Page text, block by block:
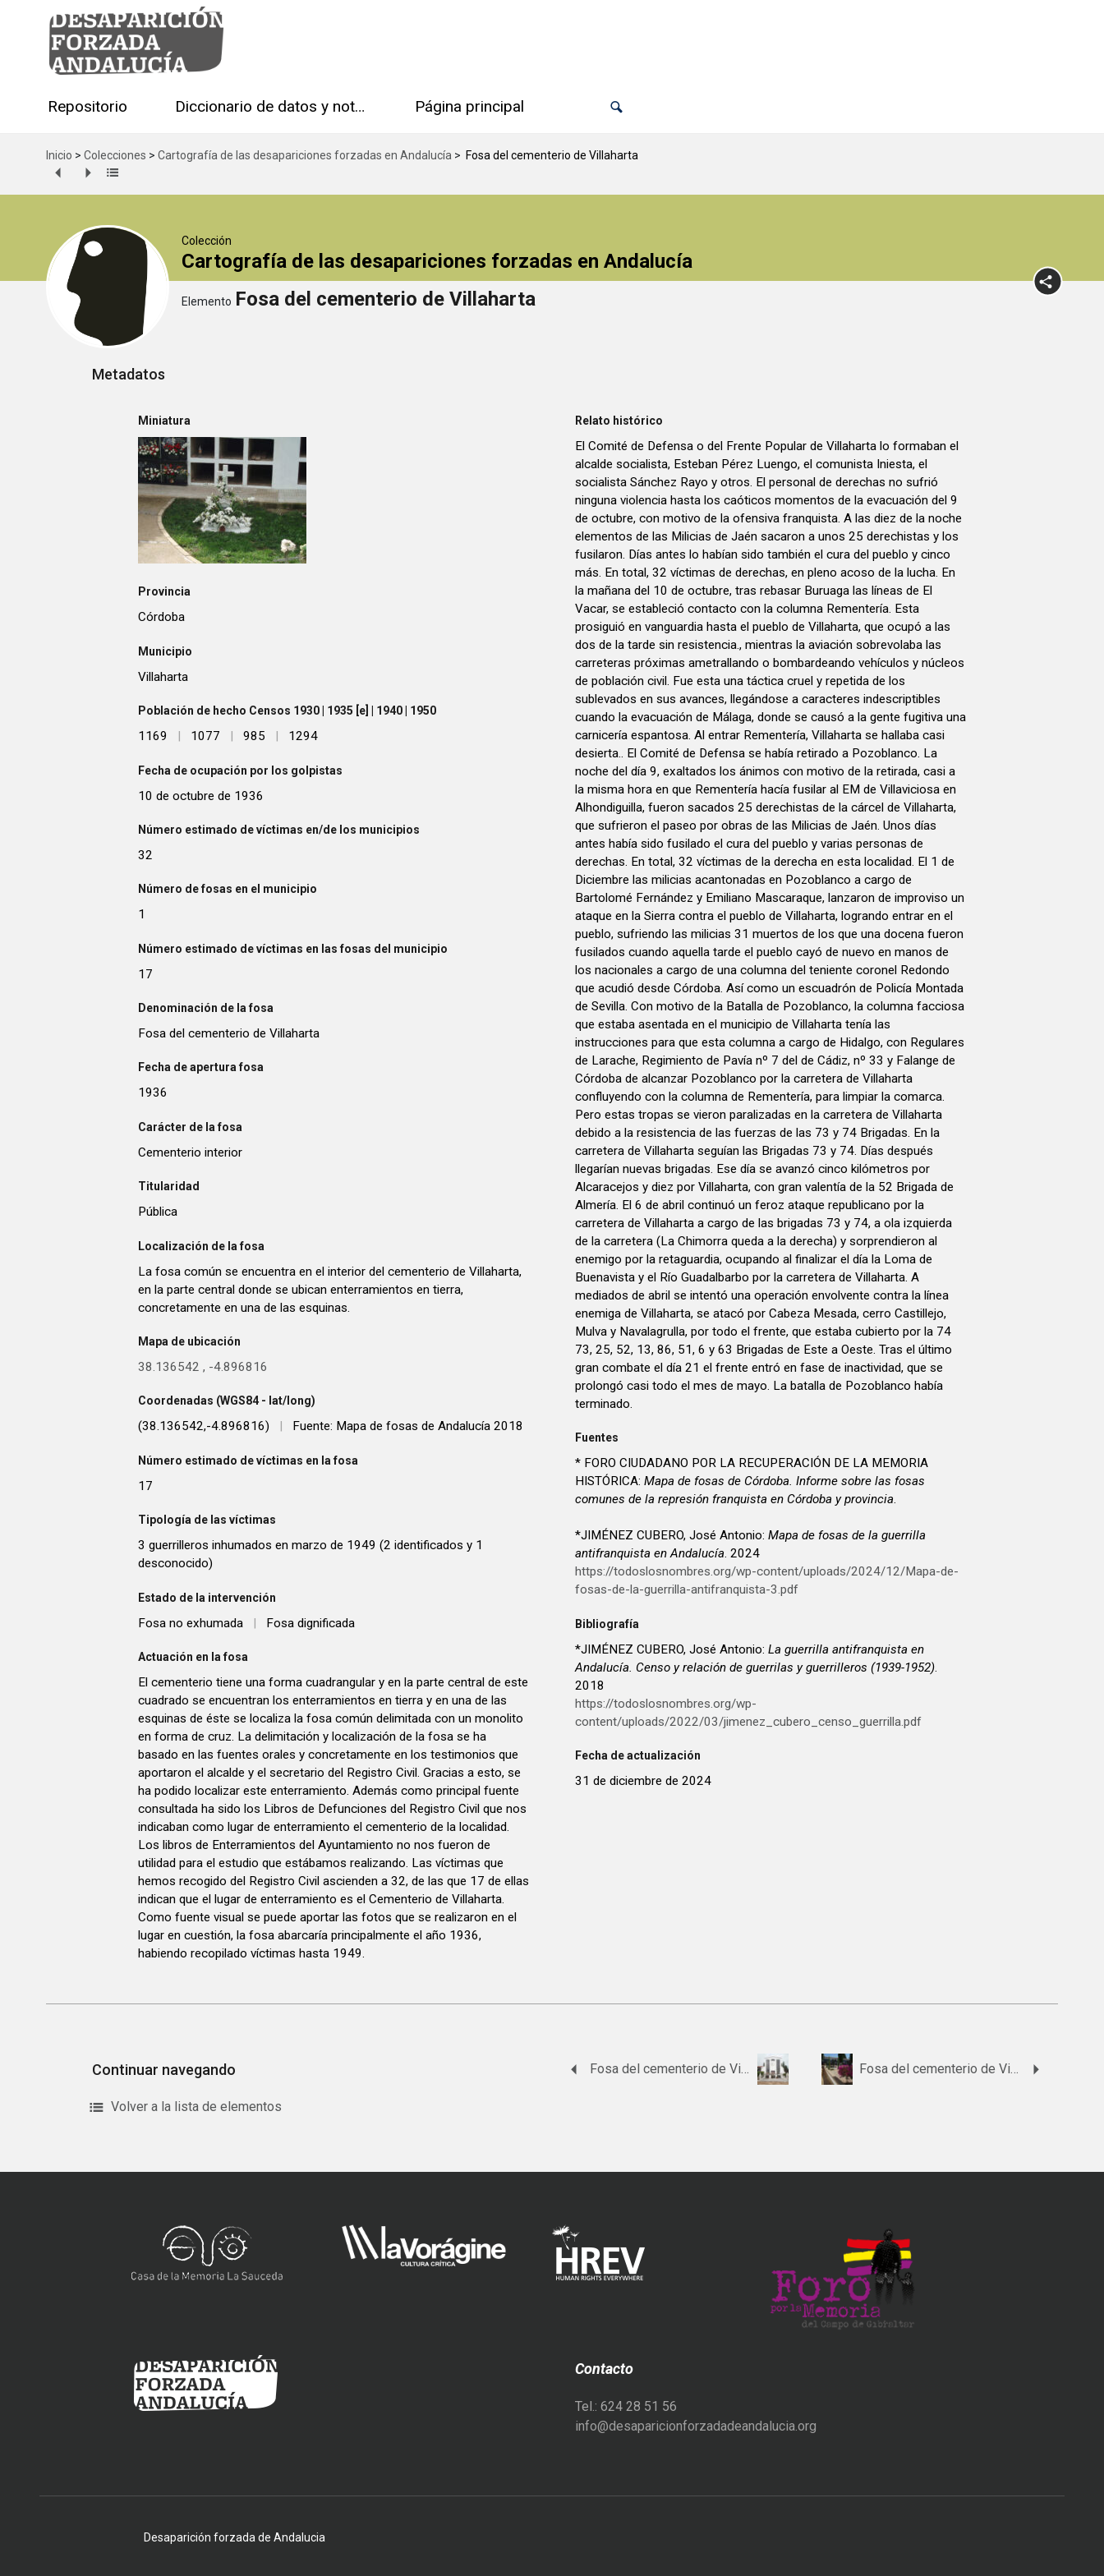
Repositorio Diccionario de datos y notas técnicas Página principal
Inicio > Colecciones > Cartografía de las desapariciones forzadas en Andalucía > Fosa del cementerio de Villaharta
Colección
Cartografía de las desapariciones forzadas en Andalucía
Elemento Fosa del cementerio de Villaharta
Metadatos
Miniatura
Provincia
Córdoba
Municipio
Villaharta
Población de hecho Censos 1930 | 1935 [e] | 1940 | 1950
1169 | 1077 | 985 | 1294
Fecha de ocupación por los golpistas
10 de octubre de 1936
Número estimado de víctimas en/de los municipios
32
Número de fosas en el municipio
1
Número estimado de víctimas en las fosas del municipio
17
Denominación de la fosa
Fosa del cementerio de Villaharta
Fecha de apertura fosa
1936
Carácter de la fosa
Cementerio interior
Titularidad
Pública
Localización de la fosa
La fosa común se encuentra en el interior del cementerio de Villaharta,
en la parte central donde se ubican enterramientos en tierra,
concretamente en una de las esquinas.
Mapa de ubicación
38.136542 , -4.896816
Coordenadas (WGS84 - lat/long)
(38.136542,-4.896816) Fuente: Mapa de fosas de Andalucía 2018
Número estimado de víctimas en la fosa
17
Tipología de las víctimas
3 guerrilleros inhumados en marzo de 1949 (2 identificados y 1
desconocido)
Estado de la intervención
Fosa no exhumada | Fosa dignificada
Actuación en la fosa
El cementerio tiene una forma cuadrangular y en la parte central de este
cuadrado se encuentran los enterramientos en tierra y en una de las
esquinas de éste se localiza la fosa común delimitada con un monolito
en forma de cruz. La delimitación y localización de la fosa se ha
basado en las fuentes orales y concretamente en los testimonios que
aportaron el alcalde y el secretario del Registro Civil. Gracias a esto, se
ha podido localizar este enterramiento. Además como principal fuente
consultada ha sido los Libros de Defunciones del Registro Civil que nos
indicaban como lugar de enterramiento el cementerio de la localidad.
Los libros de Enterramientos del Ayuntamiento no nos fueron de
utilidad para el estudio que estábamos realizando. Las víctimas que
hemos recogido del Registro Civil ascienden a 32, de las que 17 de ellas
indican que el lugar de enterramiento es el Cementerio de Villaharta.
Como fuente visual se puede aportar las fotos que se realizaron en el
lugar en cuestión, la fosa abarcaría principalmente el año 1936,
habiendo recopilado víctimas hasta 1949.
Relato histórico
El Comité de Defensa o del Frente Popular de Villaharta lo formaban el
alcalde socialista, Esteban Pérez Luengo, el comunista Iniesta, el
socialista Sánchez Rayo y otros. El personal de derechas no sufrió
ninguna violencia hasta los caóticos momentos de la evacuación del 9
de octubre, con motivo de la ofensiva franquista. A las diez de la noche
elementos de las Milicias de Jaén sacaron a unos 25 derechistas y los
fusilaron. Días antes lo habían sido también el cura del pueblo y cinco
más. En total, 32 víctimas de derechas, en pleno acoso de la lucha. En
la mañana del 10 de octubre, tras rebasar Buruaga las líneas de El
Vacar, se estableció contacto con la columna Rementería. Esta
prosiguió en vanguardia hasta el pueblo de Villaharta, que ocupó a las
dos de la tarde sin resistencia., mientras la aviación sobrevolaba las
carreteras próximas ametrallando o bombardeando vehículos y núcleos
de población civil. Fue esta una táctica cruel y repetida de los
sublevados en sus avances, llegándose a caracteres indescriptibles
cuando la evacuación de Málaga, donde se causó a la gente fugitiva una
carnicería espantosa. Al entrar Rementería, Villaharta se hallaba casi
desierta.. El Comité de Defensa se había retirado a Pozoblanco. La
noche del día 9, exaltados los ánimos con motivo de la retirada, casi a
la misma hora en que Rementería hacía fusilar al EM de Villaviciosa en
Alhondiguilla, fueron sacados 25 derechistas de la cárcel de Villaharta,
que sufrieron el paseo por obras de las Milicias de Jaén. Unos días
antes había sido fusilado el cura del pueblo y varias personas de
derechas. En total, 32 víctimas de la derecha en esta localidad. El 1 de
Diciembre las milicias acantonadas en Pozoblanco a cargo de
Bartolomé Fernández y Emiliano Mascaraque, lanzaron de improviso un
ataque en la Sierra contra el pueblo de Villaharta, logrando entrar en el
pueblo, sufriendo las milicias 31 muertos de los que una docena fueron
fusilados cuando aquella tarde el pueblo cayó de nuevo en manos de
los nacionales a cargo de una columna del teniente coronel Redondo
que acudió desde Córdoba. Así como un escuadrón de Policía Montada
de Sevilla. Con motivo de la Batalla de Pozoblanco, la columna facciosa
que estaba asentada en el municipio de Villaharta tenía las
instrucciones para que esta columna a cargo de Hidalgo, con Regulares
de Larache, Regimiento de Pavía nº 7 del de Cádiz, nº 33 y Falange de
Córdoba de alcanzar Pozoblanco por la carretera de Villaharta
confluyendo con la columna de Rementería, para limpiar la comarca.
Pero estas tropas se vieron paralizadas en la carretera de Villaharta
debido a la resistencia de las fuerzas de las 73 y 74 Brigadas. En la
carretera de Villaharta seguían las Brigadas 73 y 74. Días después
llegarían nuevas brigadas. Ese día se avanzó cinco kilómetros por
Alcaracejos y diez por Villaharta, con gran valentía de la 52 Brigada de
Almería. El 6 de abril continuó un feroz ataque republicano por la
carretera de Villaharta a cargo de las brigadas 73 y 74, a ola izquierda
de la carretera (La Chimorra queda a la derecha) y sorprendieron al
enemigo por la retaguardia, ocupando al finalizar el día la Loma de
Buenavista y el Río Guadalbarbo por la carretera de Villaharta. A
mediados de abril se intentó una operación envolvente contra la línea
enemiga de Villaharta, se atacó por Cabeza Mesada, cerro Castillejo,
Mulva y Navalagrulla, por todo el frente, que estaba cubierto por la 74
73, 25, 52, 13, 86, 51, 6 y 63 Brigadas de Este a Oeste. Tras el último
gran combate el día 21 el frente entró en fase de inactividad, que se
prolongó casi todo el mes de mayo. La batalla de Pozoblanco había
terminado.
Fuentes
* FORO CIUDADANO POR LA RECUPERACIÓN DE LA MEMORIA
HISTÓRICA: Mapa de fosas de Córdoba. Informe sobre las fosas
comunes de la represión franquista en Córdoba y provincia.
*JIMÉNEZ CUBERO, José Antonio: Mapa de fosas de la guerrilla
antifranquista en Andalucía. 2024
https://todoslosnombres.org/wp-content/uploads/2024/12/Mapa-de-
fosas-de-la-guerrilla-antifranquista-3.pdf
Bibliografía
*JIMÉNEZ CUBERO, José Antonio: La guerrilla antifranquista en
Andalucía. Censo y relación de guerrilas y guerrilleros (1939-1952).
2018
https://todoslosnombres.org/wp-
content/uploads/2022/03/jimenez_cubero_censo_guerrilla.pdf
Fecha de actualización
31 de diciembre de 2024
Continuar navegando Fosa del cementerio de Villanueva de Córdoba Fosa del cementerio de Villafranca de Córdoba
Volver a la lista de elementos
Contacto
Tel.: 624 28 51 56
info@desaparicionforzadadeandalucia.org
Desaparición forzada de Andalucia